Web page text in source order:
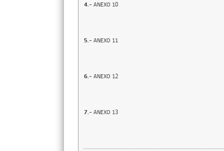
4.- ANEXO 10
5.- ANEXO 11
6.- ANEXO 12
7.- ANEXO 13